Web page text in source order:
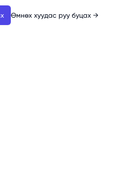
Өмнөх хуудас руу буцах →